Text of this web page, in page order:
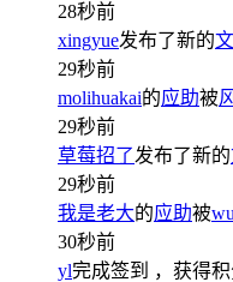
28秒前
xingyue发布了新的
29秒前
molihuakai的应助被
29秒前
草莓招了发布了新的
29秒前
我是老大的应助被
30秒前
yl完成签到 ，获得